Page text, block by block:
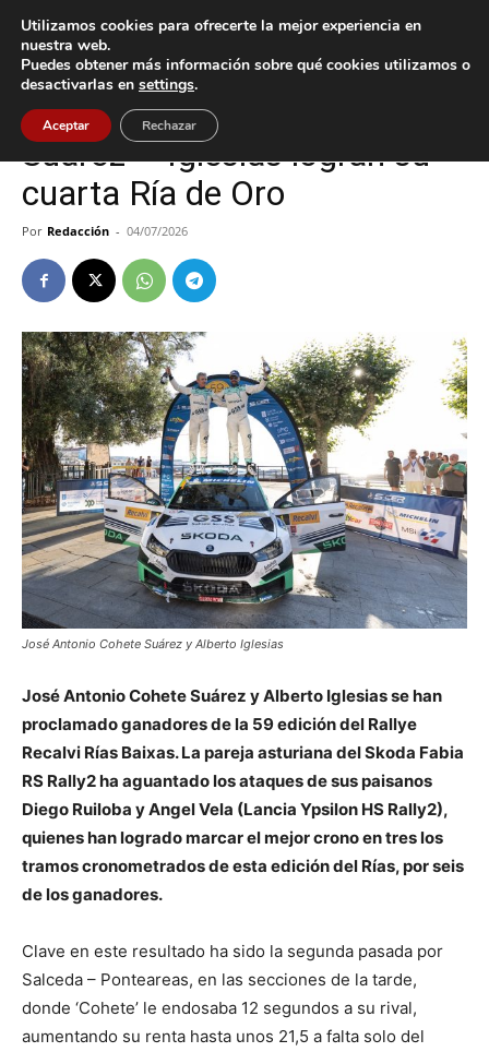
Inicio Deportes
Deportes Gondomar
Suárez – Iglesias logran su
cuarta Ría de Oro
Por Redacción - 04/07/2026
José Antonio Cohete Suárez y Alberto Iglesias
José Antonio Cohete Suárez y Alberto Iglesias se han
proclamado ganadores de la 59 edición del Rallye
Recalvi Rías Baixas. La pareja asturiana del Skoda Fabia
RS Rally2 ha aguantado los ataques de sus paisanos
Diego Ruiloba y Angel Vela (Lancia Ypsilon HS Rally2),
quienes han logrado marcar el mejor crono en tres los
tramos cronometrados de esta edición del Rías, por seis
de los ganadores.
Clave en este resultado ha sido la segunda pasada por
Salceda – Ponteareas, en las secciones de la tarde,
donde ‘Cohete’ le endosaba 12 segundos a su rival,
aumentando su renta hasta unos 21,5 a falta solo del
Utilizamos cookies para ofrecerte la mejor experiencia en
nuestra web.
Puedes obtener más información sobre qué cookies utilizamos o
desactivarlas en settings.
Aceptar Rechazar